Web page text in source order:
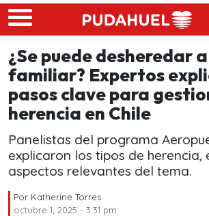
Skip to main content
¿Se puede desheredar
familiar? Expertos
pasos clave para
herencia en Chile
Panelistas del programa
explicaron los tipos de herencia,
aspectos relevantes del tema.
Por Katherine Torres
octubre 1, 2025 - 3:31 pm